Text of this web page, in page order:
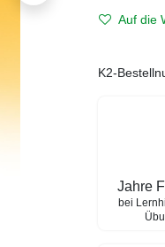
Auf die
K2-
Jahre
bei